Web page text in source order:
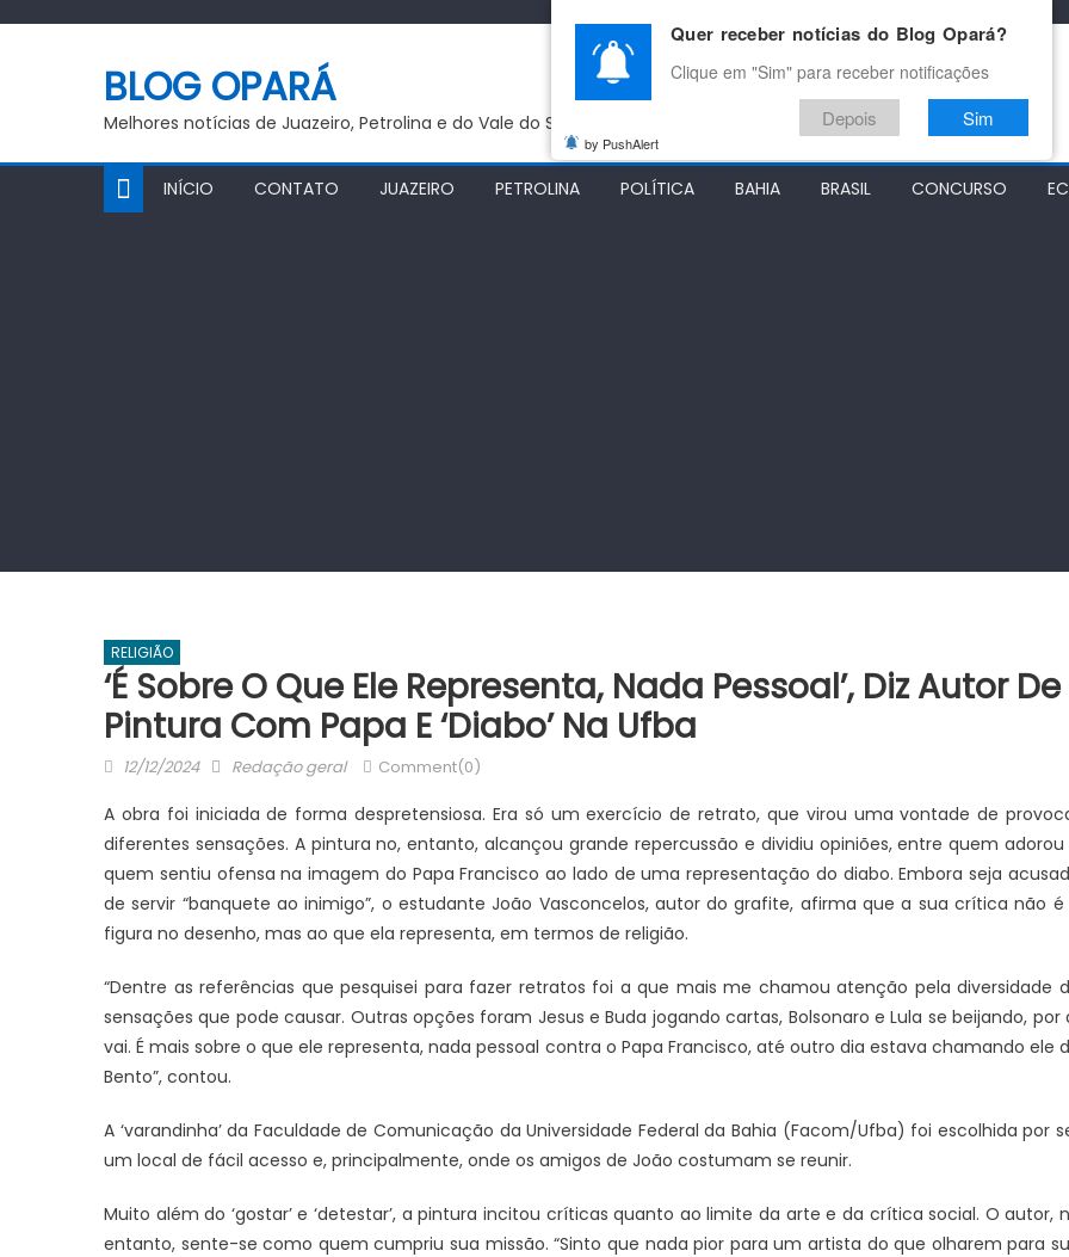
BLOG OPARÁ
Melhores notícias de Juazeiro, Petrolina e do Vale do São Francisco
INÍCIO CONTATO JUAZEIRO PETROLINA POLÍTICA BAHIA BRASIL CONCURSO
RELIGIÃO
‘É Sobre O Que Ele Representa, Nada Pessoal’, Diz Autor De
Pintura Com Papa E ‘diabo’ Na Ufba
Posted
12/12/2024 Author
Redação geral Comment(0)
A obra foi iniciada de forma despretensiosa. Era só um exercício de retrato, que virou uma vontade de
diferentes sensações. A pintura no, entanto, alcançou grande repercussão e dividiu opiniões, entre quem adorou
quem sentiu ofensa na imagem do Papa Francisco ao lado de uma representação do diabo. Embora seja
de servir “banquete ao inimigo”, o estudante João Vasconcelos, autor do grafite, afirma que a sua crítica não é
figura no desenho, mas ao que ela representa, em termos de religião.
“Dentre as referências que pesquisei para fazer retratos foi a que mais me chamou atenção pela diversidade
sensações que pode causar. Outras opções foram Jesus e Buda jogando cartas, Bolsonaro e Lula se beijando, por
vai. É mais sobre o que ele representa, nada pessoal contra o Papa Francisco, até outro dia estava chamando ele
Bento”, contou.
A ‘varandinha’ da Faculdade de Comunicação da Universidade Federal da Bahia (Facom/Ufba) foi escolhida por
um local de fácil acesso e, principalmente, onde os amigos de João costumam se reunir.
Muito além do ‘gostar’ e ‘detestar’, a pintura incitou críticas quanto ao limite da arte e da crítica social. O autor,
entanto, sente-se como quem cumpriu sua missão. “Sinto que nada pior para um artista do que olharem para
Quer receber notícias do Blog Opará?
Clique em "Sim" para receber notificações
Depois Sim
by PushAlert